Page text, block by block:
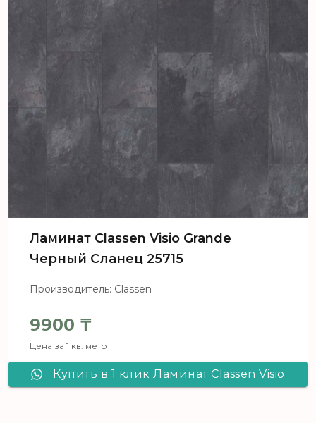
Ламинат Сlassen Visio Grande
Черный Сланец 25715
Производитель: Classen
9900 ₸
Цена за 1 кв. метр
Купить в 1 клик Ламинат Сlassen Visio